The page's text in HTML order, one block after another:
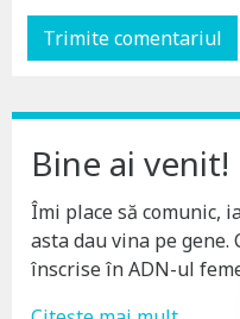
Bine ai venit!
Îmi place să comunic,
asta dau vina pe gene.
înscrise în ADN-ul